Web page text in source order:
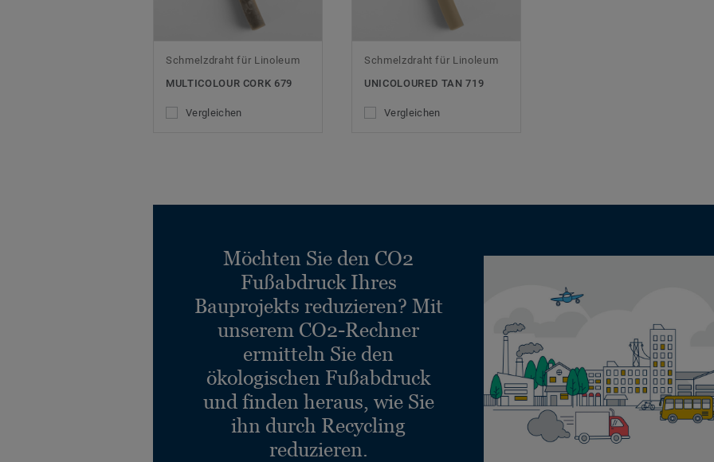
Schmelzdraht für Linoleum
MULTICOLOUR CORK 679
Vergleichen
Schmelzdraht für Linoleum
UNICOLOURED TAN 719
Vergleichen
Möchten Sie den CO2
Fußabdruck Ihres
Bauprojekts reduzieren? Mit
unserem CO2-Rechner
ermitteln Sie den
ökologischen Fußabdruck
und finden heraus, wie Sie
ihn durch Recycling
reduzieren.